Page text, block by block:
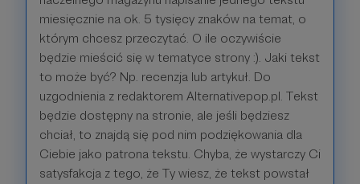
miesięcznie na ok. 5 tysięcy znaków na temat, o
którym chcesz przeczytać. O ile oczywiście
będzie mieścić się w tematyce strony :). Jaki tekst
to może być? Np. recenzja lub artykuł. Do
uzgodnienia z redaktorem Alternativepop.pl. Tekst
będzie dostępny na stronie, ale jeśli będziesz
chciał, to znajdą się pod nim podziękowania dla
Ciebie jako patrona tekstu. Chyba, że wystarczy Ci
satysfakcja z tego, że Ty wiesz, że tekst powstał